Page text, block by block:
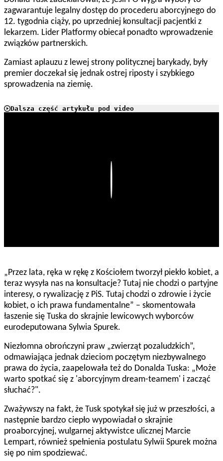
zagwarantuje legalny dostęp do procederu aborcyjnego do
12. tygodnia ciąży, po uprzedniej konsultacji pacjentki z
lekarzem. Lider Platformy obiecał ponadto wprowadzenie
związków partnerskich.
Zamiast aplauzu z lewej strony politycznej barykady, były
premier doczekał się jednak ostrej riposty i szybkiego
sprowadzenia na ziemię.
Dalsza część artykułu pod video
„Przez lata, ręka w rękę z Kościołem tworzył piekło kobiet, a
teraz wysyła nas na konsultacje? Tutaj nie chodzi o partyjne
interesy, o rywalizację z PiS. Tutaj chodzi o zdrowie i życie
kobiet, o ich prawa fundamentalne” – skomentowała
łaszenie się Tuska do skrajnie lewicowych wyborców
eurodeputowana Sylwia Spurek.
Niezłomna obrończyni praw „zwierząt pozaludzkich”,
odmawiająca jednak dzieciom poczętym niezbywalnego
prawa do życia, zaapelowała też do Donalda Tuska: „Może
warto spotkać się z 'aborcyjnym dream-teamem' i zacząć
słuchać?".
Zważywszy na fakt, że Tusk spotykał się już w przeszłości, a
następnie bardzo ciepło wypowiadał o skrajnie
proaborcyjnej, wulgarnej aktywistce ulicznej Marcie
Lempart, również spełnienia postulatu Sylwii Spurek można
się po nim spodziewać.